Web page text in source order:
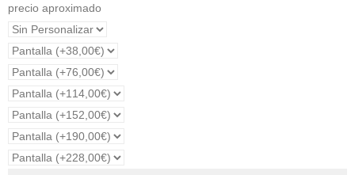
precio aproximado